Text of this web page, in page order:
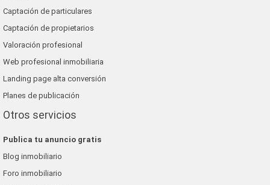
Captación de particulares
Captación de propietarios
Valoración profesional
Web profesional inmobiliaria
Landing page alta conversión
Planes de publicación
Otros servicios
Publica tu anuncio gratis
Blog inmobiliario
Foro inmobiliario